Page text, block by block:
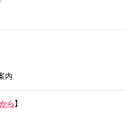
内
ら】